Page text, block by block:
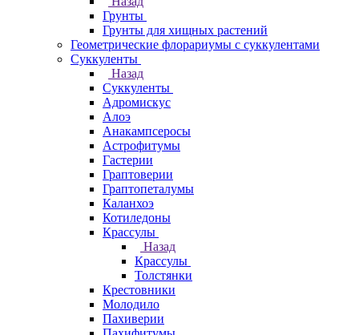
Грунты
Грунты для хищных растений
Геометрические флорариумы с суккулентами
Суккуленты
Назад
Суккуленты
Адромискус
Алоэ
Анакампсеросы
Астрофитумы
Гастерии
Граптоверии
Граптопеталумы
Каланхоэ
Котиледоны
Крассулы
Назад
Крассулы
Толстянки
Крестовники
Молодило
Пахиверии